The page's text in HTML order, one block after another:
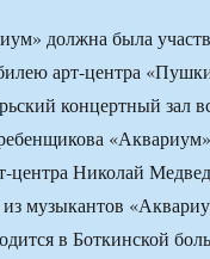
должна была
арт-центра
концертный зал
Николай
музыкантов
в Боткинской